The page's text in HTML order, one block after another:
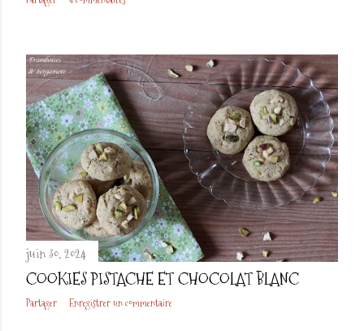
juin 30, 2024
COOKIES PISTACHE ET CHOCOLAT BLANC
Partager Enregistrer un commentaire